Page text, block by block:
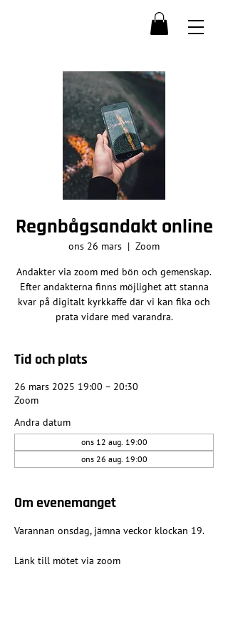
Regnbågsandakt online
ons 26 mars
  |
Zoom
Andakter via zoom med bön och gemenskap.
Efter andakterna finns möjlighet att stanna
kvar på digitalt kyrkkaffe där vi kan fika och
prata vidare med varandra.
Tid och plats
26 mars 2025 19:00 – 20:30
Zoom
Andra datum
ons 12 aug. 19:00
ons 26 aug. 19:00
Om evenemanget
Varannan onsdag, jämna veckor klockan 19.
Länk till mötet via zoom